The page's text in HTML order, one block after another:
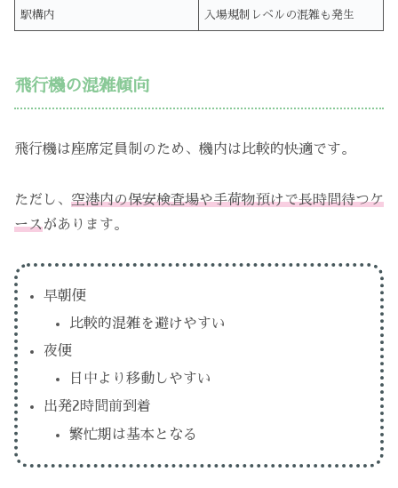
駅構内 入場規制レベルの混雑も発生
飛行機の混雑傾向
飛行機は座席定員制のため、機内は比較的快適です。
ただし、 空港内の保安検査場や手荷物預けで長時間待つケ
ースがあります。
早朝便
比較的混雑を避けやすい
夜便
日中より移動しやすい
出発2時間前到着
繁忙期は基本となる